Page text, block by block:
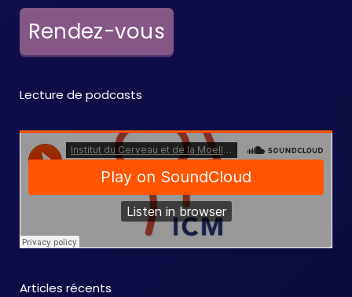
Rendez-vous
Lecture de podcasts
Articles récents